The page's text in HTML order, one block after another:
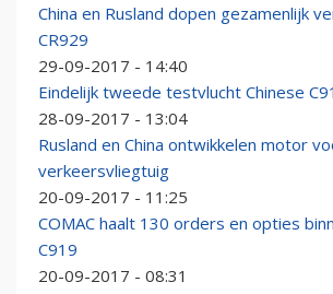
China en Rusland dopen gezamenlijk
CR929
29-09-2017 - 14:40
Eindelijk tweede testvlucht Chinese
28-09-2017 - 13:04
Rusland en China ontwikkelen motor
verkeersvliegtuig
20-09-2017 - 11:25
COMAC haalt 130 orders en opties
C919
20-09-2017 - 08:31